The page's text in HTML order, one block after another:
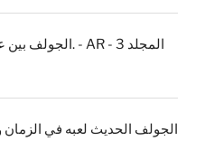
الجولف بين عالمين فن اللعب بالجسد والعقل. - AR - المجلد 3
الجولف الحديث لعبه في الزمان